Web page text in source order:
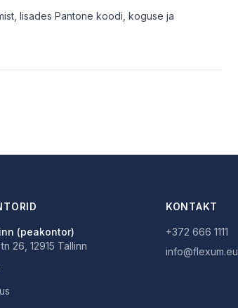
lisades Pantone koodi, koguse ja
(peakontor)
26, 12915 Tallinn
KONTAKT
+372 666 1111
info@flexum.eu